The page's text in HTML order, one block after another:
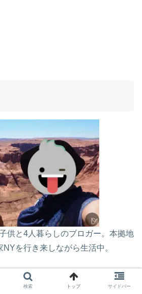
供と4人暮らしのブロガー。本拠地
を行き来しながら生活中。
検索 トップ サイドバー